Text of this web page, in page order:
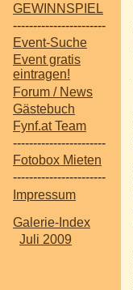
GEWINNSPIEL
-----------------------
Event-Suche
Event gratis
eintragen!
Forum / News
Gästebuch
Fynf.at Team
-----------------------
Fotobox Mieten
-----------------------
Impressum
Galerie-Index
Juli 2009